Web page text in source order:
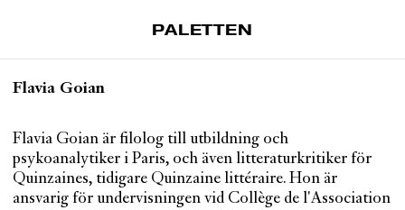
PALETTEN
Om Paletten
Prenumerationer
Flavia Goian
Flavia Goian är filolog till utbildning och
psykoanalytiker i Paris, och även litteraturkritiker för
Quinzaines, tidigare Quinzaine littéraire. Hon är
ansvarig för undervisningen vid Collège de l'Association